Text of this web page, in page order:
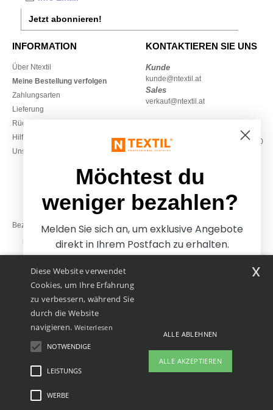
Jetzt abonnieren!
INFORMATION
Über Ntextil
Meine Bestellung verfolgen
Zahlungsarten
Lieferung
Rückerstattungen / Rückgaben
Hilfe & FAQs
Unsere Engagements
KONTAKTIEREN SIE UNS
Kunde
kunde@ntextil.at
Sales
verkauf@ntextil.at
Montag – Donnerstag: 10:00–13:00
& 14:00–17:30
Freitag: 10:00–14:00
Bezahlung mit
Unsere Paketzusteller
Rechtliche Hinweise
Diese Website verwendet
Cookies, um Ihre Erfahrung
zu verbessern, während Sie
durch die Website
navigieren. Weiterlesen
NOTWENDIGE
LEISTUNGS
WERBE
ALLE ABLEHNEN
ALLE AKZEPTIEREN
x
Möchtest du
weniger bezahlen?
Melden Sie sich an, um exklusive Angebote
direkt in Ihrem Postfach zu erhalten.
Ja, ich möchte weniger
bezahlen
Nein danke, ich möchte mehr bezahlen.